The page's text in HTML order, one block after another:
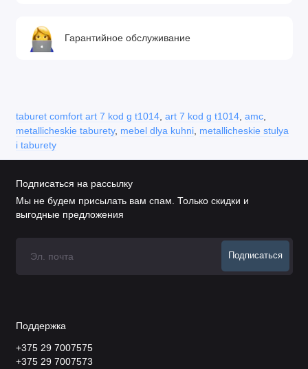
Гарантийное обслуживание
taburet comfort art 7 kod g t1014, art 7 kod g t1014, amc,
metallicheskie taburety, mebel dlya kuhni, metallicheskie stulya
i taburety
Подписаться на рассылку
Мы не будем присылать вам спам. Только скидки и
выгодные предложения
Подписаться
Поддержка
+375 29 7007575
+375 29 7007573